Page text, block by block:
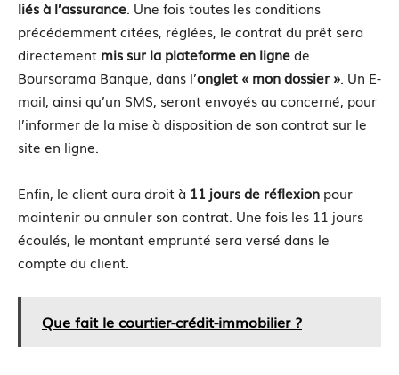
liés à l’assurance. Une fois toutes les conditions
précédemment citées, réglées, le contrat du prêt sera
directement mis sur la plateforme en lignede
Boursorama Banque, dans l’onglet « mon dossier ». Un E-
mail, ainsi qu’un SMS, seront envoyés au concerné, pour
l’informer de la mise à disposition de son contrat sur le
site en ligne.
Enfin, le client aura droit à 11 jours de réflexion pour
maintenir ou annuler son contrat. Une fois les 11 jours
écoulés, le montant emprunté sera versé dans le
compte du client.
Que fait le courtier-crédit-immobilier ?